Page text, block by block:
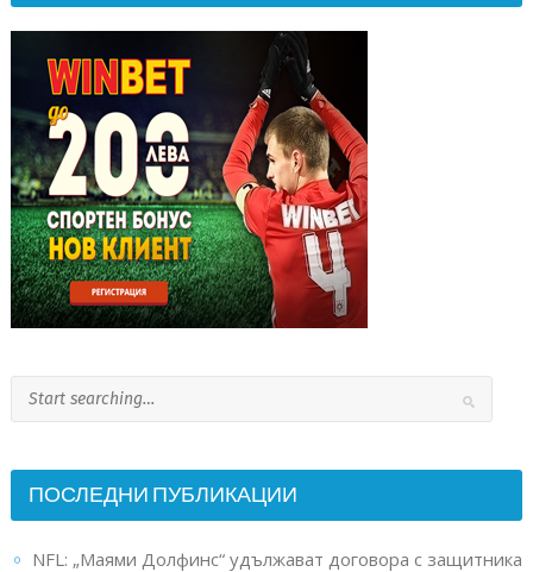
ПОСЛЕДНИ ПУБЛИКАЦИИ
NFL: „Маями Долфинс“ удължават договора с защитника